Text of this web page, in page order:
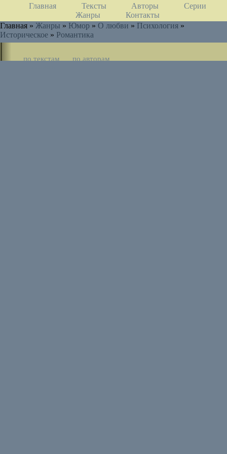
Главная Тексты Авторы
Серии
Жанры
Контакты
Главная » Жанры » Юмор » О любви » Психология »
Историческое » Романтика
по текстам
по авторам